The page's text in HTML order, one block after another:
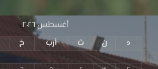
أغسطس ٢٠٢٦
د
ن ث أرب خ